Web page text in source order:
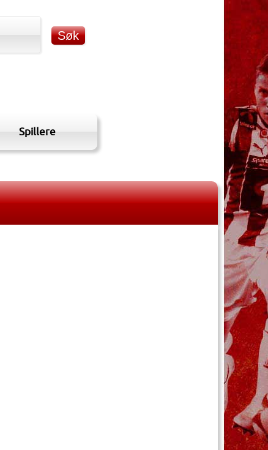
Spillere